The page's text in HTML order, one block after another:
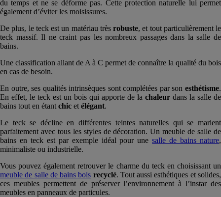
du temps et ne se déforme pas. Cette protection naturelle lui permet
également d’éviter les moisissures.
De plus, le teck est un matériau très robuste, et tout particulièrement le
teck massif. Il ne craint pas les nombreux passages dans la salle de
bains.
Une classification allant de A à C permet de connaître la qualité du bois
en cas de besoin.
En outre, ses qualités intrinsèques sont complétées par son esthétisme.
En effet, le teck est un bois qui apporte de la chaleur dans la salle de
bains tout en étant chic et élégant.
Le teck se décline en différentes teintes naturelles qui se marient
parfaitement avec tous les styles de décoration. Un meuble de salle de
bains en teck est par exemple idéal pour unesalle de bains nature,
minimaliste ou industrielle.
Vous pouvez également retrouver le charme du teck en choisissant un
meuble de salle de bains bois recyclé. Tout aussi esthétiques et solides,
ces meubles permettent de préserver l’environnement à l’instar des
meubles en panneaux de particules.